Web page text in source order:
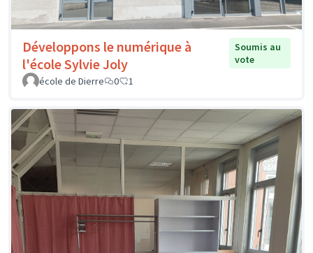
Développons le numérique à
l'école Sylvie Joly
Soumis au
vote
école de Dierre
0 1